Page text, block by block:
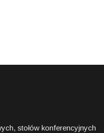
stołów konferencyjnych